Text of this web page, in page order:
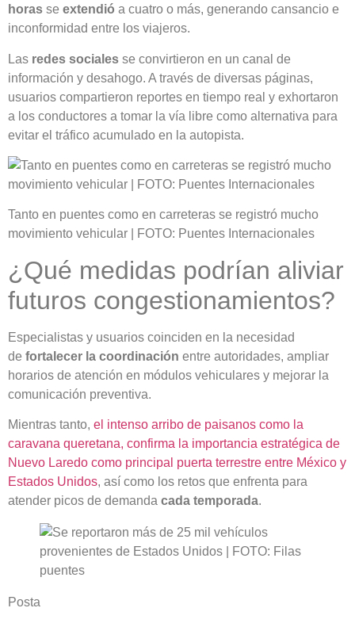
horas se extendió a cuatro o más, generando cansancio e
inconformidad entre los viajeros.
Las redes sociales se convirtieron en un canal de
información y desahogo. A través de diversas páginas,
usuarios compartieron reportes en tiempo real y exhortaron
a los conductores a tomar la vía libre como alternativa para
evitar el tráfico acumulado en la autopista.
Tanto en puentes como en carreteras se registró mucho
movimiento vehicular | FOTO: Puentes Internacionales
¿Qué medidas podrían aliviar
futuros congestionamientos?
Especialistas y usuarios coinciden en la necesidad
de fortalecer la coordinación entre autoridades, ampliar
horarios de atención en módulos vehiculares y mejorar la
comunicación preventiva.
Mientras tanto, el intenso arribo de paisanos como la
caravana queretana, confirma la importancia estratégica de
Nuevo Laredo como principal puerta terrestre entre México y
Estados Unidos, así como los retos que enfrenta para
atender picos de demanda cada temporada.
Posta